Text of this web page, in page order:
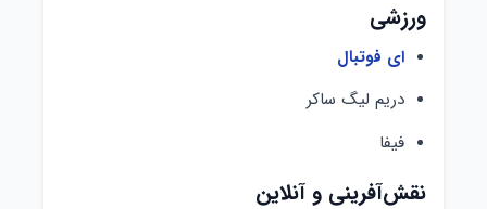
ورزشی
ای فوتبال
دریم لیگ ساکر
فیفا
نقش‌آفرینی و آنلاین